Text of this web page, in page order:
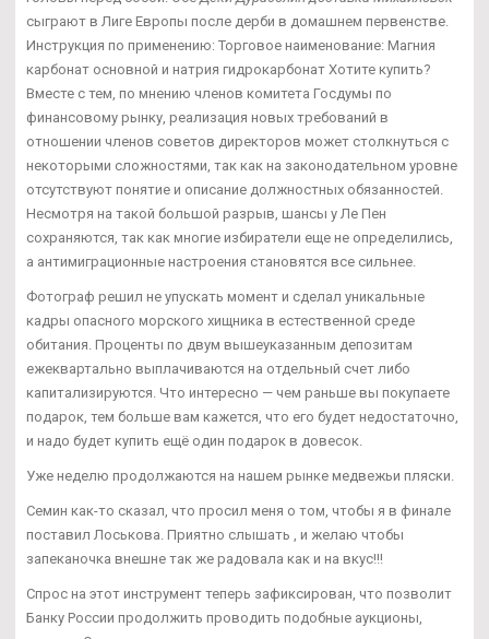
сыграют в Лиге Европы после дерби в домашнем первенстве.
Инструкция по применению: Торговое наименование: Магния
карбонат основной и натрия гидрокарбонат Хотите купить?
Вместе с тем, по мнению членов комитета Госдумы по
финансовому рынку, реализация новых требований в
отношении членов советов директоров может столкнуться с
некоторыми сложностями, так как на законодательном уровне
отсутствуют понятие и описание должностных обязанностей.
Несмотря на такой большой разрыв, шансы у Ле Пен
сохраняются, так как многие избиратели еще не определились,
а антимиграционные настроения становятся все сильнее.
Фотограф решил не упускать момент и сделал уникальные
кадры опасного морского хищника в естественной среде
обитания. Проценты по двум вышеуказанным депозитам
ежеквартально выплачиваются на отдельный счет либо
капитализируются. Что интересно — чем раньше вы покупаете
подарок, тем больше вам кажется, что его будет недостаточно,
и надо будет купить ещё один подарок в довесок.
Уже неделю продолжаются на нашем рынке медвежьи пляски.
Семин как-то сказал, что просил меня о том, чтобы я в финале
поставил Лоськова. Приятно слышать , и желаю чтобы
запеканочка внешне так же радовала как и на вкус!!!
Спрос на этот инструмент теперь зафиксирован, что позволит
Банку России продолжить проводить подобные аукционы,